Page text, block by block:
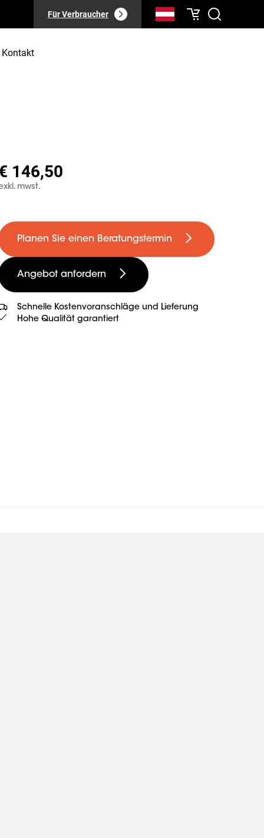
Für Verbraucher
Kontakt
146,50
mwst.
Planen Sie einen Beratungstermin
Angebot anfordern
Schnelle Kostenvoranschläge und Lieferung
Hohe Qualität garantiert